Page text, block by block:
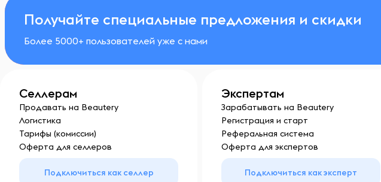
Получайте специальные предложения и скидки
Более 5000+ пользователей уже с нами
Селлерам
Продавать на Beautery
Логистика
Тарифы (комиссии)
Оферта для селлеров
Подключиться как селлер
Экспертам
Зарабатывать на Beautery
Регистрация и старт
Реферальная система
Оферта для экспертов
Подключиться как эксперт